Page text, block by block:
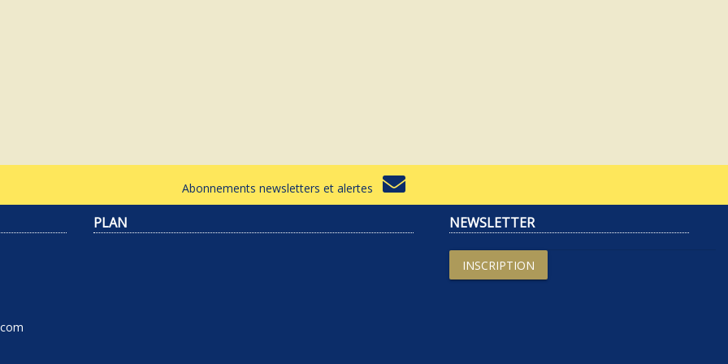
Abonnements newsletters et alertes
PLAN NEWSLETTER
INSCRIPTION